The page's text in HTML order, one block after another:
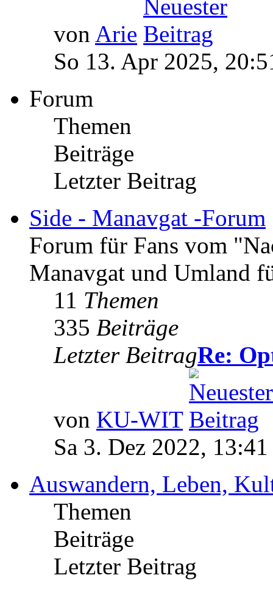
von Arie
So 13. Apr 2025,
Forum
Themen
Beiträge
Letzter Beitrag
Side - Manavgat -Forum
Forum für Fans vom
Manavgat und Umland
11 Themen
335 Beiträge
Letzter BeitragRe:
von KU-WIT
Sa 3. Dez 2022, 13:41
Auswandern, Leben,
Themen
Beiträge
Letzter Beitrag